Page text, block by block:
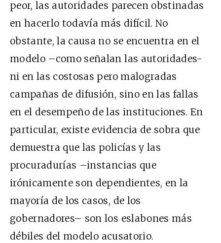
peor, las autoridades parecen obstinadas
en hacerlo todavía más difícil. No
obstante, la causa no se encuentra en el
modelo –como señalan las autoridades-
ni en las costosas pero malogradas
campañas de difusión, sino en las fallas
en el desempeño de las instituciones. En
particular, existe evidencia de sobra que
demuestra que las policías y las
procuradurías –instancias que
irónicamente son dependientes, en la
mayoría de los casos, de los
gobernadores– sonlos eslabones más
débiles del modelo acusatorio.